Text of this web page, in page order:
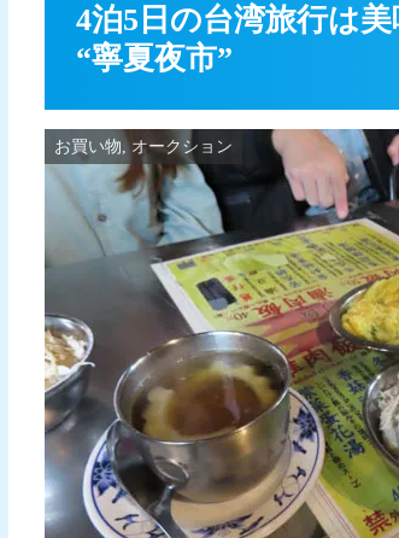
4泊5日の台湾旅行は
“寧夏夜市”
お買い物, オークション